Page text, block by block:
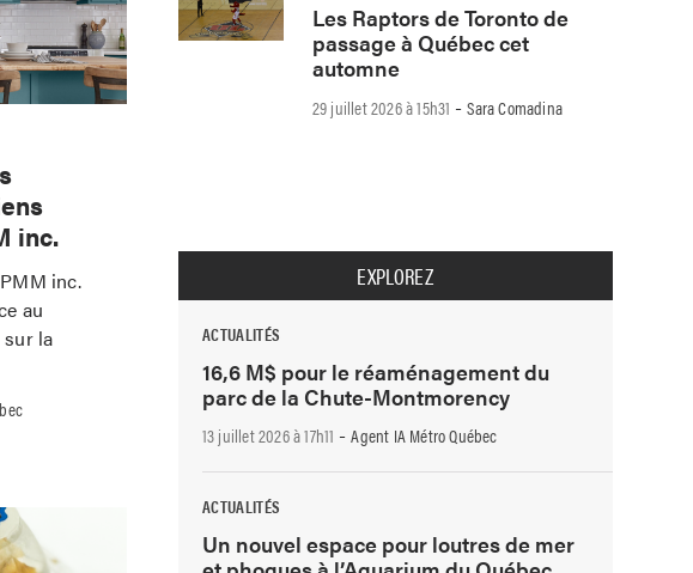
inc.
inc.
au
la
Les Raptors de Toronto de
passage à Québec cet
automne
29 juillet 2026 à 15h31 -Sara Comadina
EXPLOREZ
ACTUALITÉS
16,6 M$ pour le réaménagement du
parc de la Chute-Montmorency
13 juillet 2026 à 17h11 -Agent IA Métro Québec
ACTUALITÉS
Un nouvel espace pour loutres de mer